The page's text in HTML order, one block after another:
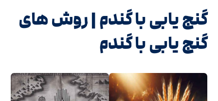
گنج یابی با گندم | روش های
گنج‌ یابی با گندم